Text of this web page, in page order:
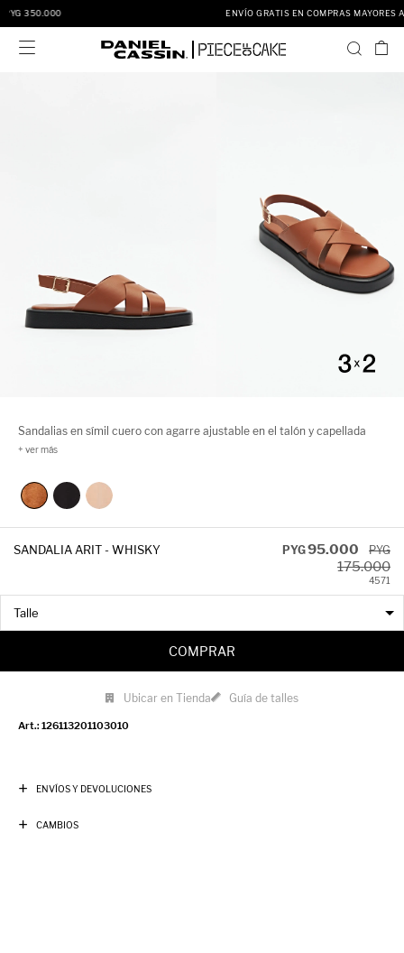
ENVÍO GRATIS EN COMPRAS MAYORES A PYG 350.000

Sandalias en símil cuero con agarre ajustable en el talón y capellada
entrelazada. Su plataforma es de 3cm de alto.
SANDALIA ARIT - WHISKY PYG95.000 PYG
175.000
4571
COMPRAR
Ubicar en Tienda Guía de talles
126113201103010
ENVÍOS Y DEVOLUCIONES
CAMBIOS